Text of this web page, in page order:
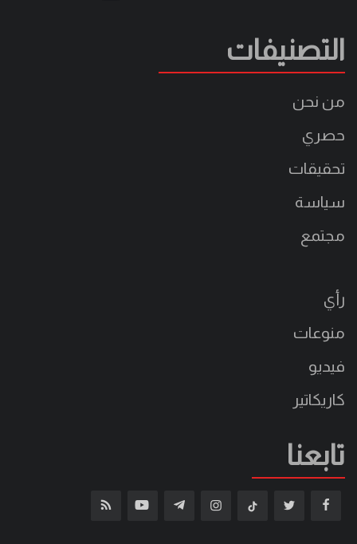
التصنيفات
من نحن
حصري
تحقيقات
سياسة
مجتمع
رأي
منوعات
فيديو
كاريكاتير
تابعنا